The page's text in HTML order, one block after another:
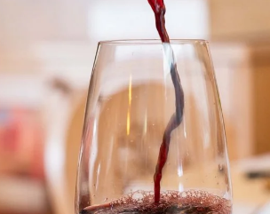
Vorname
E-Mail